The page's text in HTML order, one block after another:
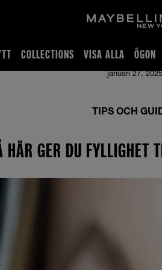
COLLECTIONS VISA ALLA ÖGON
januari 27, 2025
TIPS OCH
HÄR GER DU FYLLIGHET